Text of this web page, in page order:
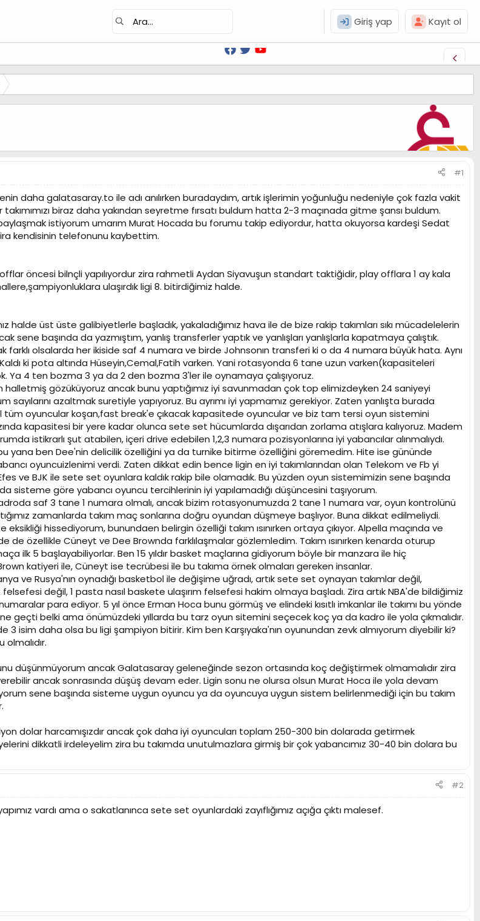
Giriş yap Kayıt ol
#1
daha galatasaray.to ile adı anılırken buradaydım, artık işlerimin yoğunluğu nedeniyle çok fazla vakit
biraz daha yakından seyretme fırsatı buldum hatta 2-3 maçınada gitme şansı buldum.
paylaşmak istiyorum umarım Murat Hocada bu forumu takip ediyordur, hatta okuyorsa kardeşi Sedat
kendisinin telefonunu kaybettim.
öncesi bilnçli yapılıyordur zira rahmetli Aydan Siyavuşun standart taktiğidir, play offlara 1 ay kala
ulaşırdık ligi 8. bitirdiğimiz halde.
halde üst üste galibiyetlerle başladık, yakaladığımız hava ile de bize rakip takımları sıkı mücadelelerin
sene başında da yazmıştım, yanlış transferler yaptık ve yanlışları yanlışlarla kapatmaya çalıştık.
farklı olsalarda her ikiside saf 4 numara ve birde Johnsonın transferi ki o da 4 numara büyük hata. Aynı
ki pota altında Hüseyin,Cemal,Fatih varken. Yani rotasyonda 6 tane uzun varken(kapasiteleri
Ya 4 ten bozma 3 ya da 2 den bozma 3'ler ile oynamaya çalışıyoruz.
gözüküyoruz ancak bunu yaptığımız iyi savunmadan çok top elimizdeyken 24 saniyeyi
sayılarını azaltmak suretiyle yapıyoruz. Bu ayrımı iyi yapmamız gerekiyor. Zaten yanlışta burada
tüm oyuncular koşan,fast break'e çıkacak kapasitede oyuncular ve biz tam tersi oyun sistemini
kapasitesi bir yere kadar olunca sete set hücumlarda dışarıdan zorlama atışlara kalıyoruz. Madem
istikrarlı şut atabilen, içeri drive edebilen 1,2,3 numara pozisyonlarına iyi yabancılar alınmalıydı.
yana ben Dee'nin delicilik özelliğini ya da turnike bitirme özelliğini göremedim. Hite ise gününde
oyuncuizlenimi verdi. Zaten dikkat edin bence ligin en iyi takımlarından olan Telekom ve Fb yi
ve BJK ile sete set oyunlara kaldık rakip bile olamadık. Bu yüzden oyun sistemimizin sene başında
sisteme göre yabancı oyuncu tercihlerinin iyi yapılamadığı düşüncesini taşıyorum.
saf 3 tane 1 numara olmalı, ancak bizim rotasyonumuzda 2 tane 1 numara var, oyun kontrolünü
zamanlarda takım maç sonlarına doğru oyundan düşmeye başlıyor. Buna dikkat edilmeliydi.
hissediyorum, bunundaen belirgin özelliği takım ısınırken ortaya çıkıyor. Alpella maçında ve
özellikle Cüneyt ve Dee Brownda farklılaşmalar gözlemledim. Takım ısınırken kenarda oturup
ilk 5 başlayabiliyorlar. Ben 15 yıldır basket maçlarına gidiyorum böyle bir manzara ile hiç
katiyeri ile, Cüneyt ise tecrübesi ile bu takıma örnek olmaları gereken insanlar.
ve Rusya'nın oynadığı basketbol ile değişime uğradı, artık sete set oynayan takımlar değil,
değil, 1 pasta nasıl baskete ulaşırım felsefesi hakim olmaya başladı. Zira artık NBA'de bildiğimiz
para ediyor. 5 yıl önce Erman Hoca bunu görmüş ve elindeki kısıtlı imkanlar ile takımı bu yönde
geçti belki ama önümüzdeki yıllarda bu tarz oyun sitemini seçecek koç ya da kadro ile yola çıkmalıdır.
3 isim daha olsa bu ligi şampiyon bitirir. Kim ben Karşıyaka'nın oyunundan zevk almıyorum diyebilir ki?
düşünmüyorum ancak Galatasaray geleneğinde sezon ortasında koç değiştirmek olmamalıdır zira
ancak sonrasında düşüş devam eder. Ligin sonu ne olursa olsun Murat Hoca ile yola devam
sene başında sisteme uygun oyuncu ya da oyuncuya uygun sistem belirlenmediği için bu takım
dolar harcamışızdır ancak çok daha iyi oyuncuları toplam 250-300 bin dolarada getirmek
dikkatli irdeleyelim zira bu takımda unutulmazlara girmiş bir çok yabancımız 30-40 bin dolara bu
#2
vardı ama o sakatlanınca sete set oyunlardaki zayıflığımız açığa çıktı malesef.